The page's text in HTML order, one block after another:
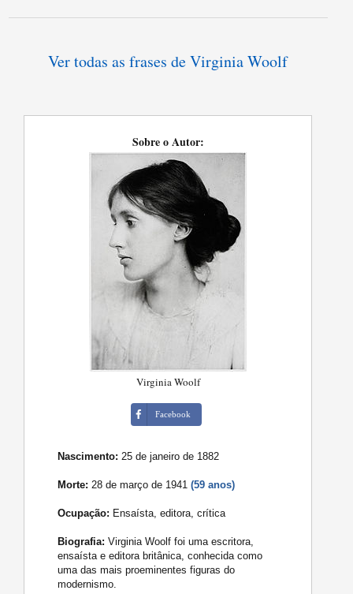
Ver todas as frases de Virginia Woolf
Sobre o Autor:
Virginia Woolf
Facebook
Nascimento: 25 de janeiro de 1882
Morte: 28 de março de 1941(59 anos)
Ocupação: Ensaísta, editora, crítica
Biografia: Virginia Woolf foi uma escritora,
ensaísta e editora britânica, conhecida como
uma das mais proeminentes figuras do
modernismo.